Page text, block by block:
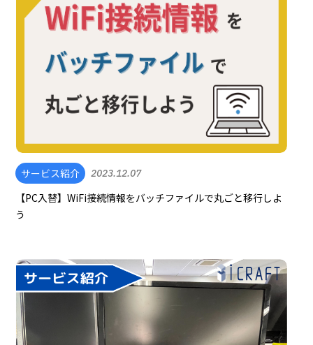
サービス紹介 2023.12.07
【PC入替】WiFi接続情報をバッチファイルで丸ごと移行しよ
う